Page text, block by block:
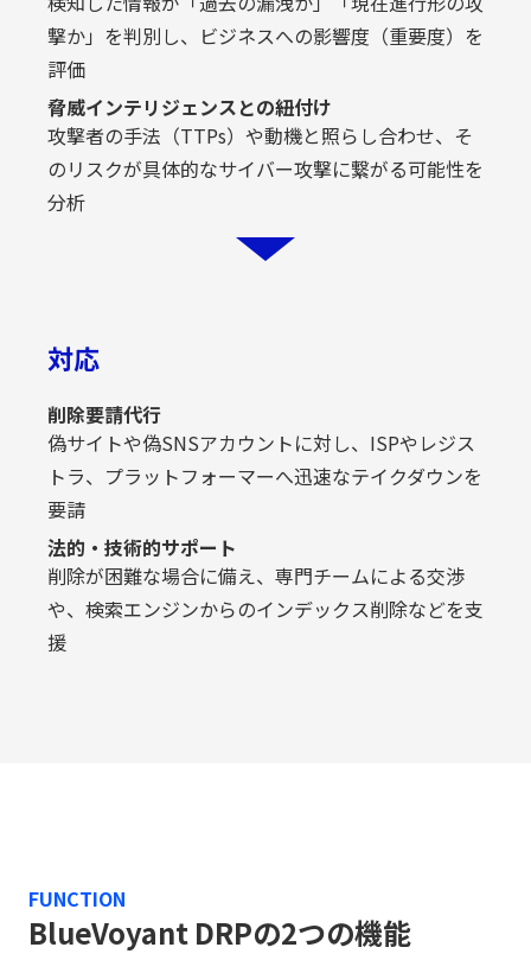
撃か」を判別し、ビジネスへの影響度（重要度）を
評価
脅威インテリジェンスとの紐付け
攻撃者の手法（TTPs）や動機と照らし合わせ、そ
のリスクが具体的なサイバー攻撃に繋がる可能性を
分析
対応
削除要請代行
偽サイトや偽SNSアカウントに対し、ISPやレジス
トラ、プラットフォーマーへ迅速なテイクダウンを
要請
法的・技術的サポート
削除が困難な場合に備え、専門チームによる交渉
や、検索エンジンからのインデックス削除などを支
援
FUNCTION
BlueVoyant DRPの2つの機能